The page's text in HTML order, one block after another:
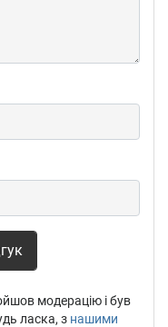
модерацію і був
ласка, з нашими